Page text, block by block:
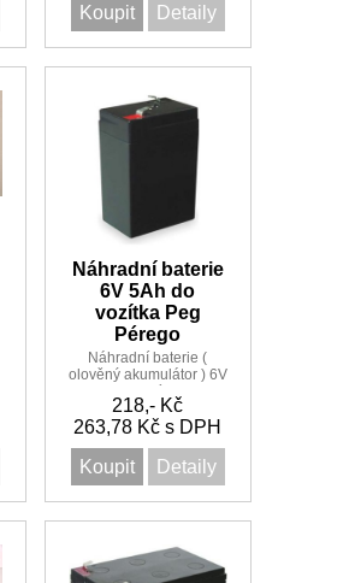
Koupit
Detaily
Náhradní baterie
6V 5Ah do
vozítka Peg
Pérego
Náhradní baterie (
olověný akumulátor ) 6V
Pérego
218,- Kč
263,78 Kč s DPH
Koupit
Detaily